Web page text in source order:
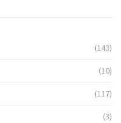
(143)
(10)
(117)
(3)